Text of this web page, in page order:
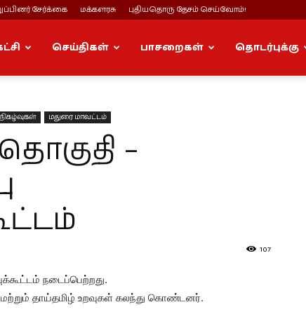
சேர்க்கை மக்களரசு புதியதொரு தேசம் செய்வோம்!
செய்திகள் பாசறைகள் தொடர்புக்கு
மதுரை மாவட்டம்
–
107
நடைப்பெற்றது.
தாய்தமிழ் உறவுகள் கலந்து கொண்டனர்.